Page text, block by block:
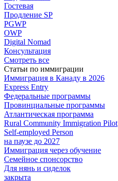
Гостевая
Продление SP
PGWP
OWP
Digital Nomad
Консультация
Смотреть все
Статьи по иммиграции
Иммиграция в Канаду в 2026
Express Entry
Федеральные программы
Провинциальные программы
Атлантическая программа
Rural Community Immigration Pilot
Self-employed Person
на паузе до 2027
Иммиграция через обучение
Семейное спонсорство
Для нянь и сиделок
закрыта